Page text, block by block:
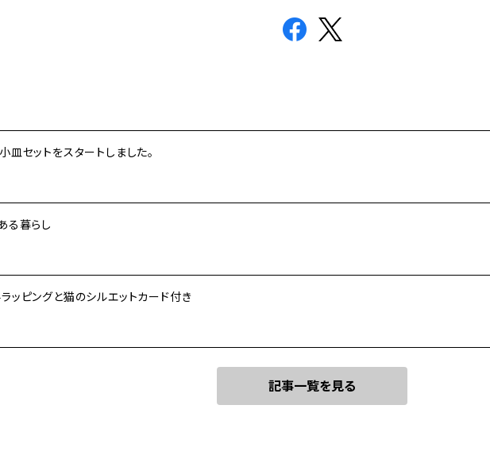
セットをスタートしました。
る暮らし
ッピングと猫のシルエットカード付き
記事一覧を見る